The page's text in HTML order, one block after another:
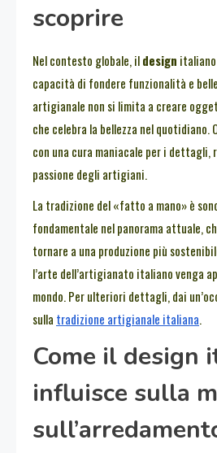
scoprire
Nel contesto globale, ildesign
capacità di fondere funzionalità e
artigianale non si limita a creare
che celebra la bellezza nel quotidiano.
con una cura maniacale per i dettagli,
passione degli artigiani.
La tradizione del «fatto a mano» è
fondamentale nel panorama attuale,
tornare a una produzione più
l’arte dell’artigianato italiano venga
mondo. Per ulteriori dettagli, dai
sulla tradizione artigianale italiana.
Come il design
influisce sulla